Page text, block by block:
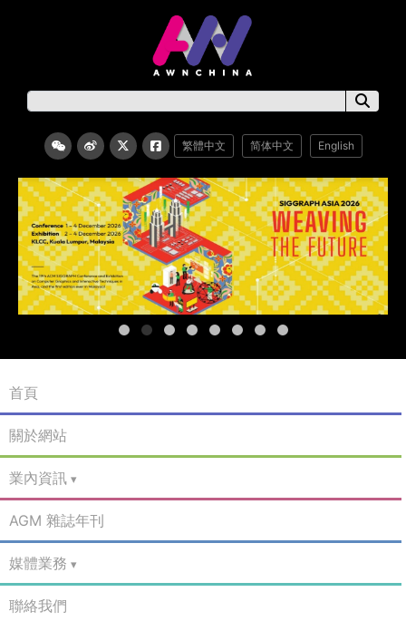
繁體中文 简体中文 English
首頁
關於網站
業內資訊
AGM 雜誌年刊
媒體業務
聯絡我們